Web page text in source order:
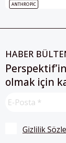
ANTHROPIC
HABER
olmak için
Gizlilik